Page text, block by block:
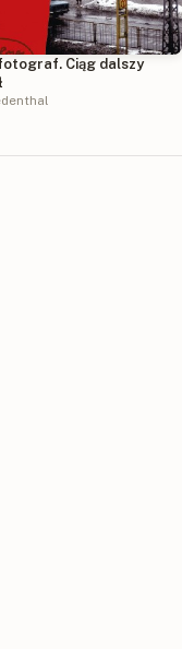
Ciąg dalszy